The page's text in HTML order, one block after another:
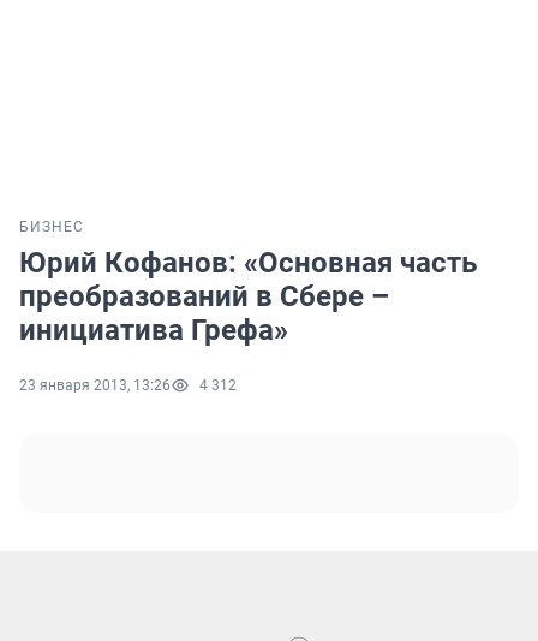
БИЗНЕС
Юрий Кофанов: «Основная часть
преобразований в Сбере –
инициатива Грефа»
23 января 2013, 13:26 4 312